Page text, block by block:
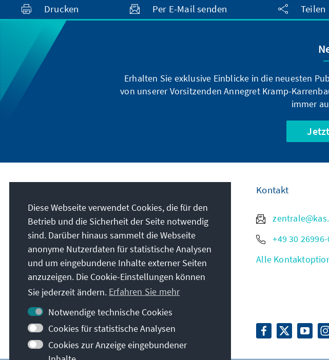
Drucken Per E-Mail senden Teilen
Erhalten Sie exklusive Einblicke in die neuesten
von unserer Vorsitzenden Annegret Kramp-
immer
Die Konrad-Adenauer-Stiftung setzt sich
national und international durch politische
Bildung für Frieden, Freiheit und
Gerechtigkeit ein. Wir fördern und bewahren
freiheitliche Demokratie, die Soziale
Marktwirtschaft und die Entwicklung und
Festigung des Wertekonsenses.
Unser Auftrag
Kontakt
+49 30
Alle
Diese Webseite verwendet Cookies, die für den
Betrieb und die Sicherheit der Seite notwendig
sind. Darüber hinaus sammelt die Webseite
anonyme Nutzerdaten für statistische Analysen
und um eingebundene Inhalte externer Seiten
anzuzeigen. Die Cookie-Einstellungen können
Sie jederzeit ändern. Erfahren Sie mehr
Notwendige technische Cookies
Cookies für statistische Analysen
Cookies zur Anzeige eingebundener